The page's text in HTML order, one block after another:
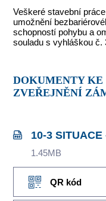
Veškeré stavební
umožnění
schopností pohybu a
souladu s vyhláškou č.
DOKUMENTY KE STAŽENÍ ZE SLOŽKY
ZVEŘEJNĚNÍ
10-3 SITUACE
1.45MB
QR kód